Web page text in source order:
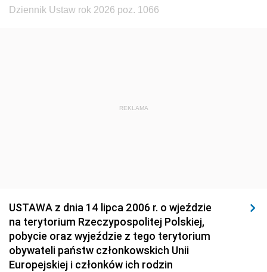
Dziennik Ustaw rok 2026 poz. 1066
REKLAMA
USTAWA z dnia 14 lipca 2006 r. o wjeździe
na terytorium Rzeczypospolitej Polskiej,
pobycie oraz wyjeździe z tego terytorium
obywateli państw członkowskich Unii
Europejskiej i członków ich rodzin